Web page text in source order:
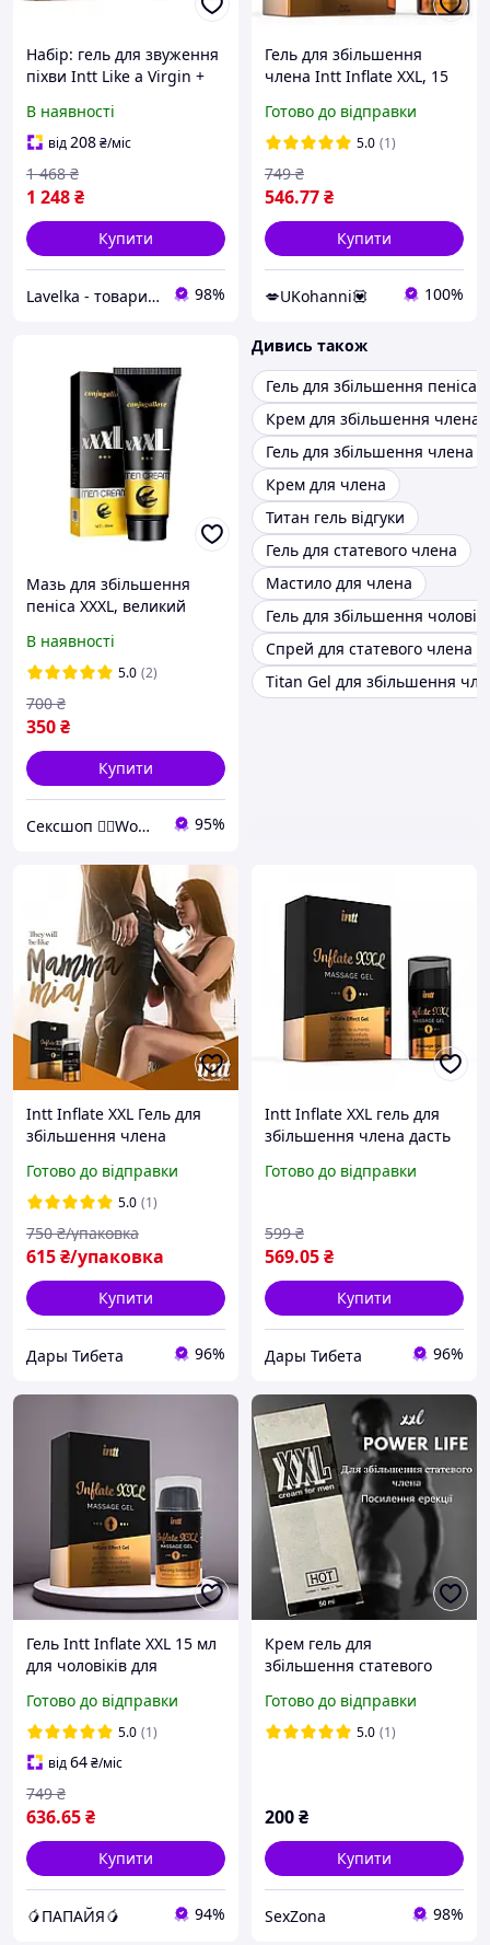
Набір: гель для звуження
піхви Intt Like a Virgin +
Intt Inflate XXL
В наявності
від208₴/міс
1 248₴
1 468 ₴
Купити
Lavelka - товари для задоволення 98%
Гель для збільшення
члена Intt Inflate XXL, 15
Готово до відправки
5.0 (1)
546.77₴
749 ₴
Купити
💋UKohanni💟 100%
Мазь для збільшення
пеніса XXXL, великий
збільшення члена, гель
для збільшення пеніса
В наявності
5.0 (2)
350₴
700 ₴
Купити
Сексшоп ❤️‍🔥Wowsextoys❤️‍🔥 95%
Дивись також
Гель для збільшення пеніса
Крем для збільшення члена
Гель для збільшення члена
Крем для члена
Титан гель відгуки
Гель для статевого члена
Мастило для члена
Гель для збільшення
Спрей для статевого члена
Titan Gel для збільшення
Intt Inflate XXL Гель для
збільшення члена
судини та підвищує
циркуляцію крові 15 мл
Португалія
Готово до відправки
5.0 (1)
615₴/упаковка
750 ₴/упаковка
Купити
Дары Тибета 96%
Intt Inflate XXL гель для
збільшення члена дасть
збільшити член і
15 мл (тестер)
Готово до відправки
569.05₴
599 ₴
Купити
Дары Тибета 96%
Гель Intt Inflate XXL 15 мл
для чоловіків для
поліпшення ерекції
Готово до відправки
5.0 (1)
від64₴/міс
636.65₴
749 ₴
Купити
🥭ПАПАЙЯ🥭 94%
Крем гель для
збільшення статевого
потенції xxl Power Life
Готово до відправки
5.0 (1)
200₴
Купити
SexZona 98%